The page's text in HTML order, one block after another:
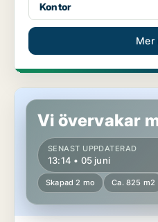
Kontor
Mer
Butikslokal i Örebro
Vi övervakar
SENAST UPPDATERAD
13:14 • 05 juni
Skapad 2 mo Ca. 825 m2